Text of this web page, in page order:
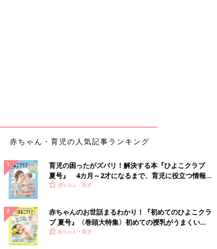
「自分の名前は画数が多く、読み間違いも多いので、それはなん
とかしたいです。
漫画の登場人物の名前とかいいなあ。南、香月、亜莉子。麗も憧
れました。画数多いけどと、悩んだすえ、いま応援している方か
ら名前をいただいて、七海（ななみ）にします」
■お嬢様的な名前がいい
「櫻子か麗子がいいです。お嬢的な名前憧れます」
■マ行、ナ行、ヤ行で始まる二文字
「私と同じ名前は男性のほうが多いです。カ行で始まり響きも硬
くてキツいです。しかも漢字。幼い頃から男に間違えられること
赤ちゃん・育児の人気記事ランキング
育児の困ったがズバリ！解決する本『ひよこクラブ
夏号』 4カ月～2才になるまで、育児に役立つ情報が
いっぱい！
赤ちゃん・育児
赤ちゃんのお世話まるわかり！『初めてのひよこクラ
ブ 夏号』〈巻頭大特集〉初めての授乳がうまくい
く！ おっぱい・ミルクの基本と夏のトラブル 解決テ
赤ちゃん・育児